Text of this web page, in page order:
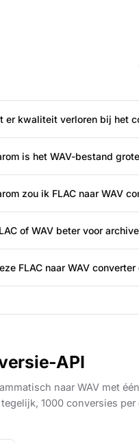
er kwaliteit verloren bij het
is het WAV-bestand
zou ik FLAC naar WAV
of WAV beter voor
FLAC naar WAV
API
naar WAV met
1000 conversies per